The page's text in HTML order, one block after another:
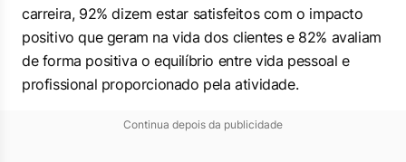
carreira, 92% dizem estar satisfeitos com o impacto
positivo que geram na vida dos clientes e 82% avaliam
de forma positiva o equilíbrio entre vida pessoal e
profissional proporcionado pela atividade.
Continua depois da publicidade